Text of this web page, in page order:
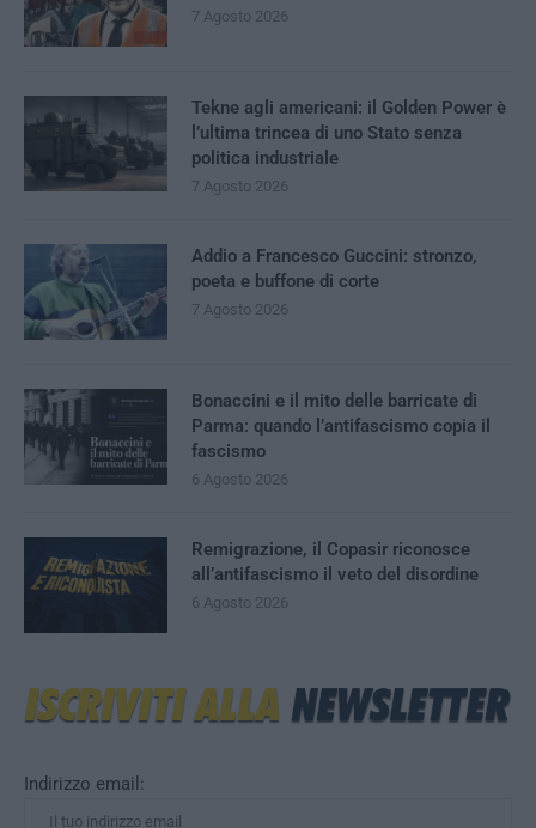
Indirizzo email:
7 Agosto 2026
Tekne agli americani: il Golden Power è
l’ultima trincea di uno Stato senza
politica industriale
7 Agosto 2026
Addio a Francesco Guccini: stronzo,
poeta e buffone di corte
7 Agosto 2026
Bonaccini e il mito delle barricate di
Parma: quando l’antifascismo copia il
fascismo
6 Agosto 2026
Remigrazione, il Copasir riconosce
all’antifascismo il veto del disordine
6 Agosto 2026